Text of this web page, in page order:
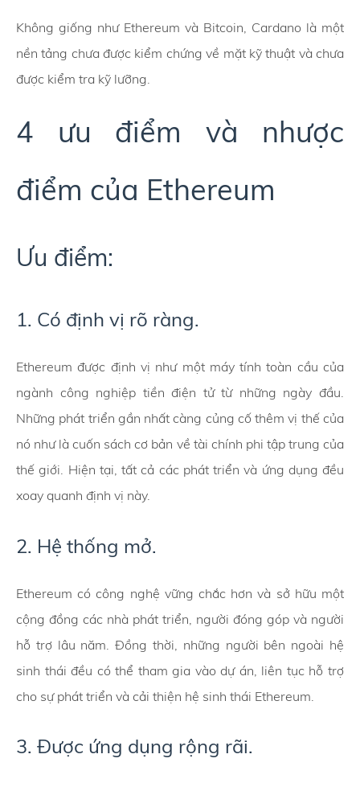
Không giống như Ethereum và Bitcoin, Cardano là một
nền tảng chưa được kiểm chứng về mặt kỹ thuật và chưa
được kiểm tra kỹ lưỡng.
4 ưu điểm và nhược
điểm của Ethereum
Ưu điểm:
1. Có định vị rõ ràng.
Ethereum được định vị như một máy tính toàn cầu của
ngành công nghiệp tiền điện tử từ những ngày đầu.
Những phát triển gần nhất càng củng cố thêm vị thế của
nó như là cuốn sách cơ bản về tài chính phi tập trung của
thế giới. Hiện tại, tất cả các phát triển và ứng dụng đều
xoay quanh định vị này.
2. Hệ thống mở.
Ethereum có công nghệ vững chắc hơn và sở hữu một
cộng đồng các nhà phát triển, người đóng góp và người
hỗ trợ lâu năm. Đồng thời, những người bên ngoài hệ
sinh thái đều có thể tham gia vào dự án, liên tục hỗ trợ
cho sự phát triển và cải thiện hệ sinh thái Ethereum.
3. Được ứng dụng rộng rãi.